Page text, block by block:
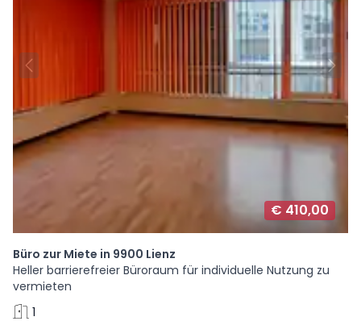
€ 410,00
Büro zur Miete in 9900 Lienz
Heller barrierefreier Büroraum für individuelle Nutzung zu
vermieten
1